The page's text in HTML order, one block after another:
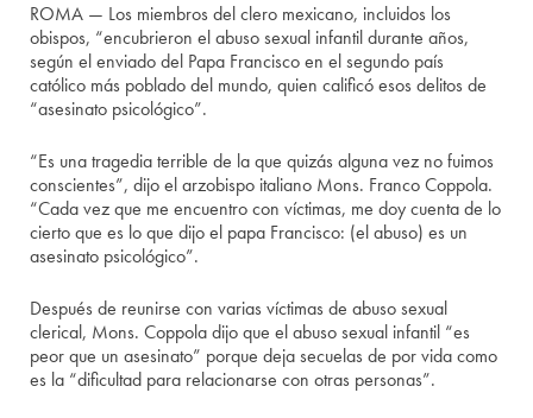
ROMA — Los miembros del clero mexicano, incluidos los
obispos, “encubrieron el abuso sexual infantil durante años,
según el enviado del Papa Francisco en el segundo país
católico más poblado del mundo, quien calificó esos delitos de
“asesinato psicológico”.
“Es una tragedia terrible de la que quizás alguna vez no fuimos
conscientes”, dijo el arzobispo italiano Mons. Franco Coppola.
“Cada vez que me encuentro con víctimas, me doy cuenta de lo
cierto que es lo que dijo el papa Francisco: (el abuso) es un
asesinato psicológico”.
Después de reunirse con varias víctimas de abuso sexual
clerical, Mons. Coppola dijo que el abuso sexual infantil “es
peor que un asesinato” porque deja secuelas de por vida como
es la “dificultad para relacionarse con otras personas”.